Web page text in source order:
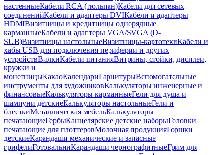
настенныеКабели RCA (тюльпан)Кабели для сетевых
соединенийКабели и адаптеры DVIКабели и адаптеры
HDMIВизитницы и кредитницы однорядные
карманныеКабели и адаптеры VGA/SVGA (D-
SUB)Визитницы настольныеВизитницы-картотекиКабели и
хабы USB для подключения периферии и других
устройствВилкиКабели питанияВитрины, стойки, дисплеи,
кружки и
монетницыКакаоКалендариГарнитурыВспомогательные
инструменты для художниковКалькуляторы инженерные и
финансовыеКалькуляторы карманныеГели для душа и
шампуни детскиеКалькуляторы настольныеГели и
блесткиМеталлическая мебельКалькуляторы
печатающиеГербыКанцелярские детские наборыГоловки
печатающие для плоттеровМолочная продукцияГоршки
детскиеКарандаши механические и запасные
грифелиГотовальниКарандаши чернографитныеГрим для